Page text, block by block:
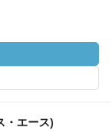
・エース)